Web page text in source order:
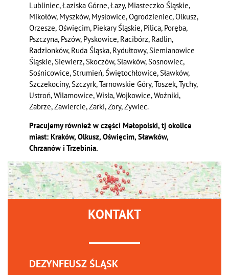
Lubliniec, Łaziska Górne, Łazy, Miasteczko Śląskie,
Mikołów, Myszków, Mysłowice, Ogrodzieniec, Olkusz,
Orzesze, Oświęcim, Piekary Śląskie, Pilica, Poręba,
Pszczyna, Pszów, Pyskowice, Racibórz, Radlin,
Radzionków, Ruda Śląska, Rydułtowy, Siemianowice
Śląskie, Siewierz, Skoczów, Sławków, Sosnowiec,
Sośnicowice, Strumień, Świętochłowice, Sławków,
Szczekociny, Szczyrk, Tarnowskie Góry, Toszek, Tychy,
Ustroń, Wilamowice, Wisła, Wojkowice, Woźniki,
Zabrze, Zawiercie, Żarki, Żory, Żywiec.
Pracujemy również w części Małopolski, tj okolice
miast: Kraków, Olkusz, Oświęcim, Sławków,
Chrzanów i Trzebinia.
KONTAKT
DEZYNFEUSZ ŚLĄSK